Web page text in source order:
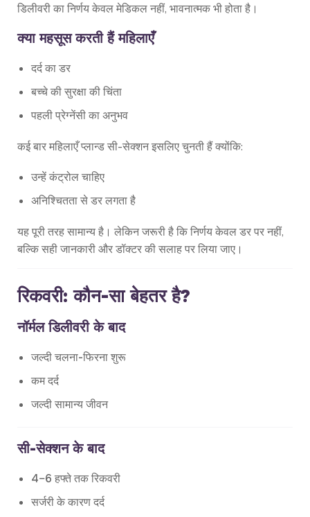
डिलीवरी का निर्णय केवल मेडिकल नहीं, भावनात्मक भी होता है।
क्या महसूस करती हैं महिलाएँ
दर्द का डर
बच्चे की सुरक्षा की चिंता
पहली प्रेग्नेंसी का अनुभव
कई बार महिलाएँ प्लान्ड सी-सेक्शन इसलिए चुनती हैं क्योंकि:
उन्हें कंट्रोल चाहिए
अनिश्चितता से डर लगता है
यह पूरी तरह सामान्य है। लेकिन जरूरी है कि निर्णय केवल डर पर नहीं,
बल्कि सही जानकारी और डॉक्टर की सलाह पर लिया जाए।
रिकवरी: कौन-सा बेहतर है?
नॉर्मल डिलीवरी के बाद
जल्दी चलना-फिरना शुरू
कम दर्द
जल्दी सामान्य जीवन
सी-सेक्शन के बाद
4–6 हफ्ते तक रिकवरी
सर्जरी के कारण दर्द